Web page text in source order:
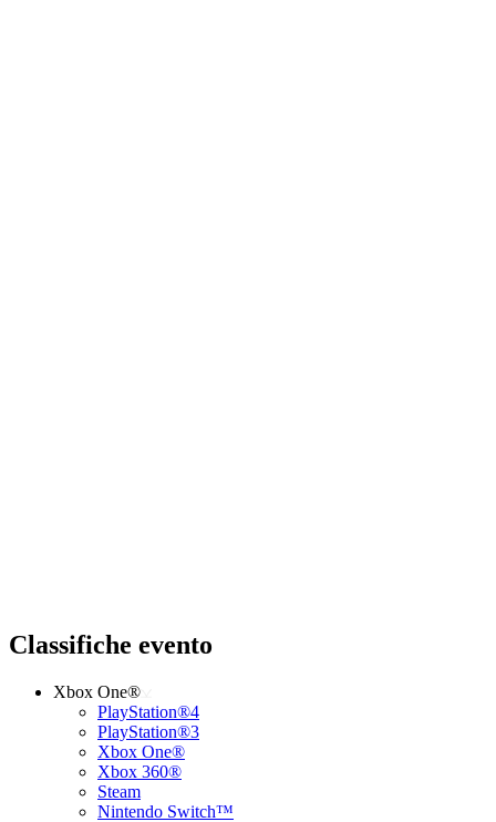
Classifiche evento
Xbox One®
PlayStation®4
PlayStation®3
Xbox One®
Xbox 360®
Steam
Nintendo Switch™